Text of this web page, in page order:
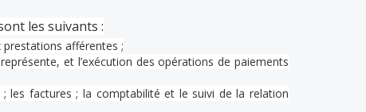
les suivants :
prestations afférentes ;
et l’exécution des opérations de paiements
les factures ; la comptabilité et le suivi de la relation